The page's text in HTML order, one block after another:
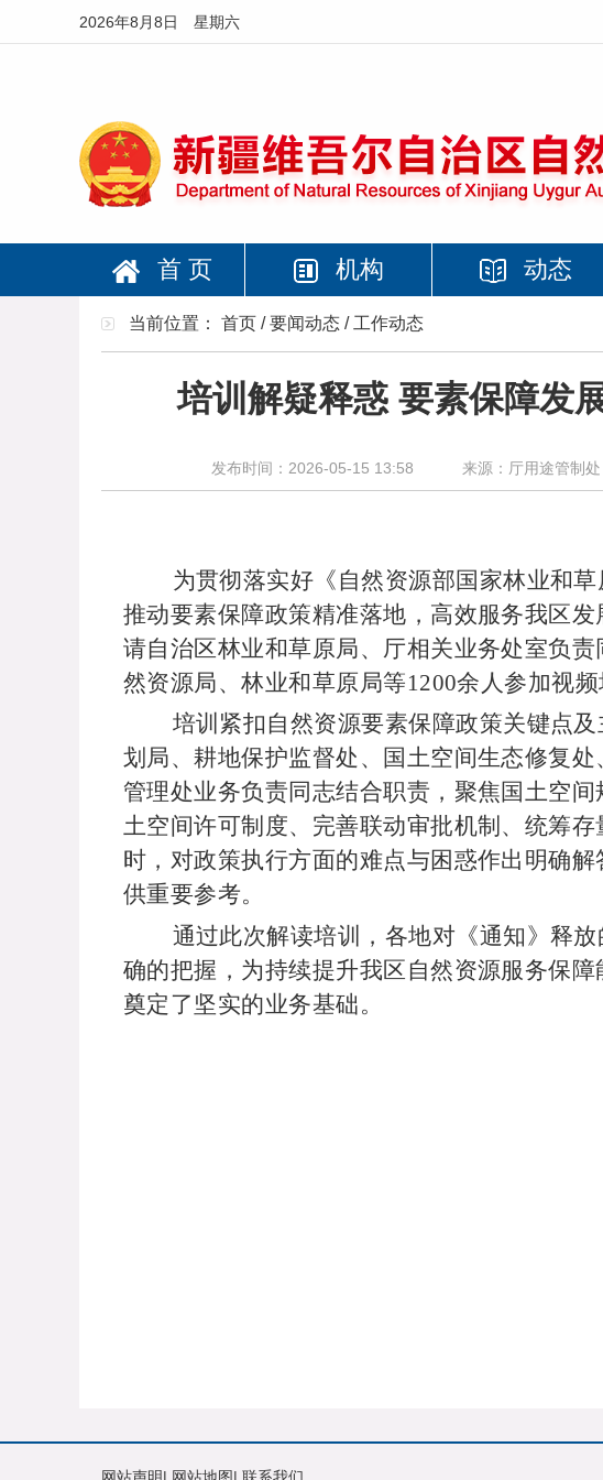
2026年8月8日 星期六
首 页 机构 动态
当前位置： 首页 /要闻动态 / 工作动态
培训解疑释惑 要素保障发
发布时间：2026-05-15 13:58 来源：厅用途管制处
为贯彻落实好《自然资源部国家林业和
推动要素保障政策精准落地，高效服务我区
请自治区林业和草原局、厅相关业务处室负
然资源局、林业和草原局等1200余人参加视频
培训紧扣自然资源要素保障政策关键点
划局、耕地保护监督处、国土空间生态修复
管理处业务负责同志结合职责，聚焦国土空
土空间许可制度、完善联动审批机制、统筹
时，对政策执行方面的难点与困惑作出明确
供重要参考。
通过此次解读培训，各地对《通知》释
确的把握，为持续提升我区自然资源服务保
奠定了坚实的业务基础。